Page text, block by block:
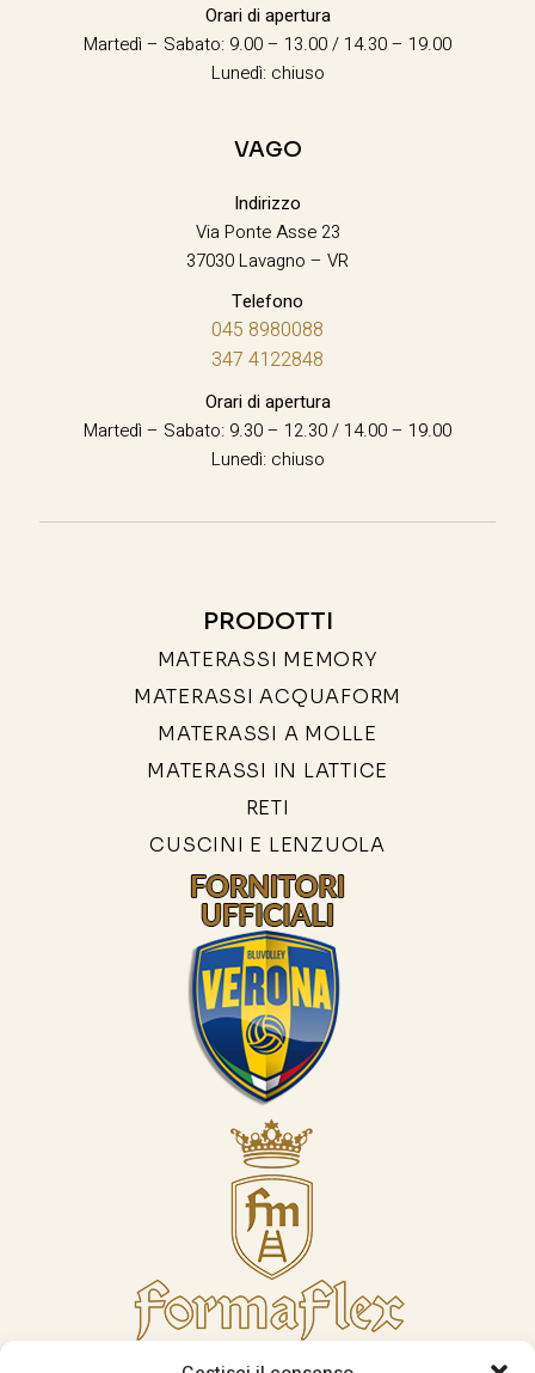
Orari di apertura
Martedì – Sabato: 9.00 – 13.00 / 14.30 – 19.00
Lunedì: chiuso
VAGO
Indirizzo
Via Ponte Asse 23
37030 Lavagno – VR
Telefono
045 8980088
347 4122848
Orari di apertura
Martedì – Sabato: 9.30 – 12.30 / 14.00 – 19.00
Lunedì: chiuso
PRODOTTI
MATERASSI MEMORY
MATERASSI ACQUAFORM
MATERASSI A MOLLE
MATERASSI IN LATTICE
RETI
CUSCINI E LENZUOLA